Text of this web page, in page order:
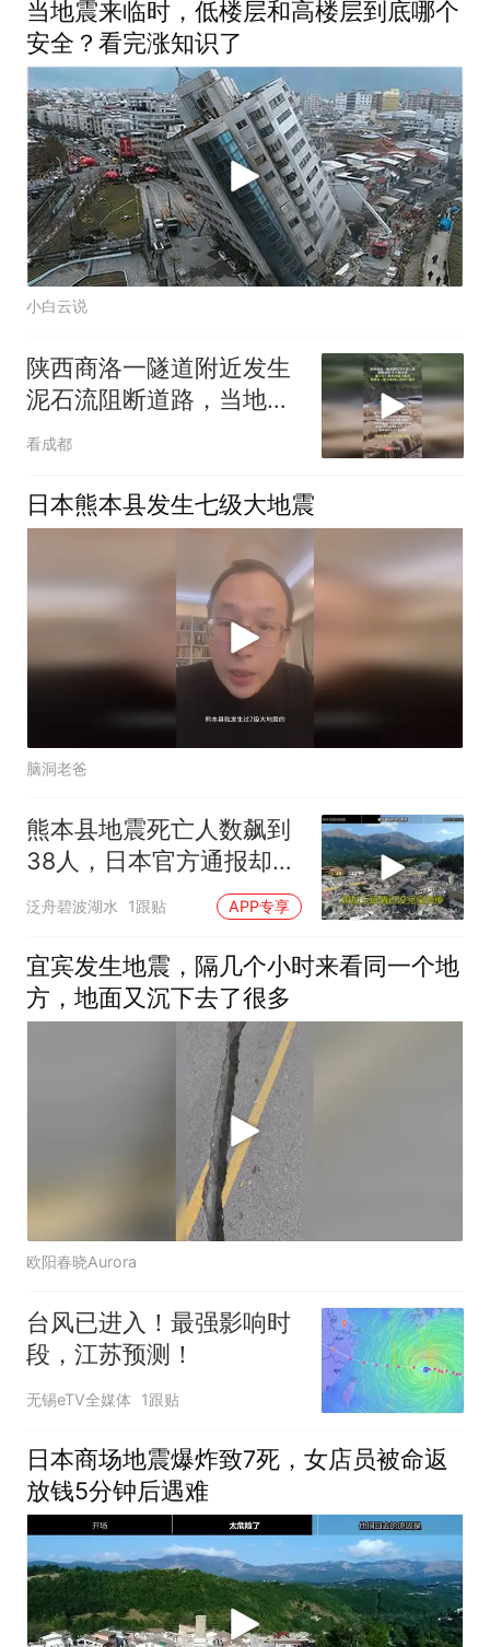
当地震来临时，低楼层和高楼层到底哪个
安全？看完涨知识了
小白云说
陕西商洛一隧道附近发生
泥石流阻断道路，当地：
系封闭施工路段
看成都
日本熊本县发生七级大地震
脑洞老爸
熊本县地震死亡人数飙到
38人，日本官方通报却藏
着这些细节
泛舟碧波湖水 1跟贴 APP专享
宜宾发生地震，隔几个小时来看同一个地
方，地面又沉下去了很多
欧阳春晓Aurora
台风已进入！最强影响时
段，江苏预测！
无锡eTV全媒体 1跟贴
日本商场地震爆炸致7死，女店员被命返
放钱5分钟后遇难